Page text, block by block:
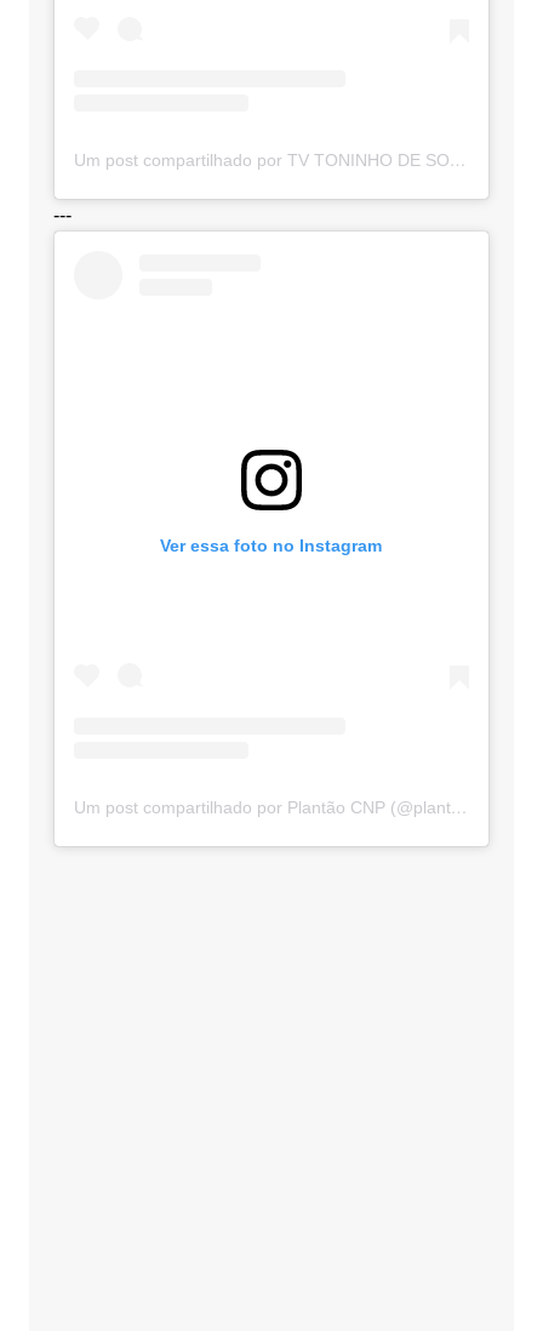
Um post compartilhado por TV TONINHO DE SOUZA (@toninhodesouzamt)
---
Ver essa foto no Instagram
Um post compartilhado por Plantão CNP (@plantaocnp)